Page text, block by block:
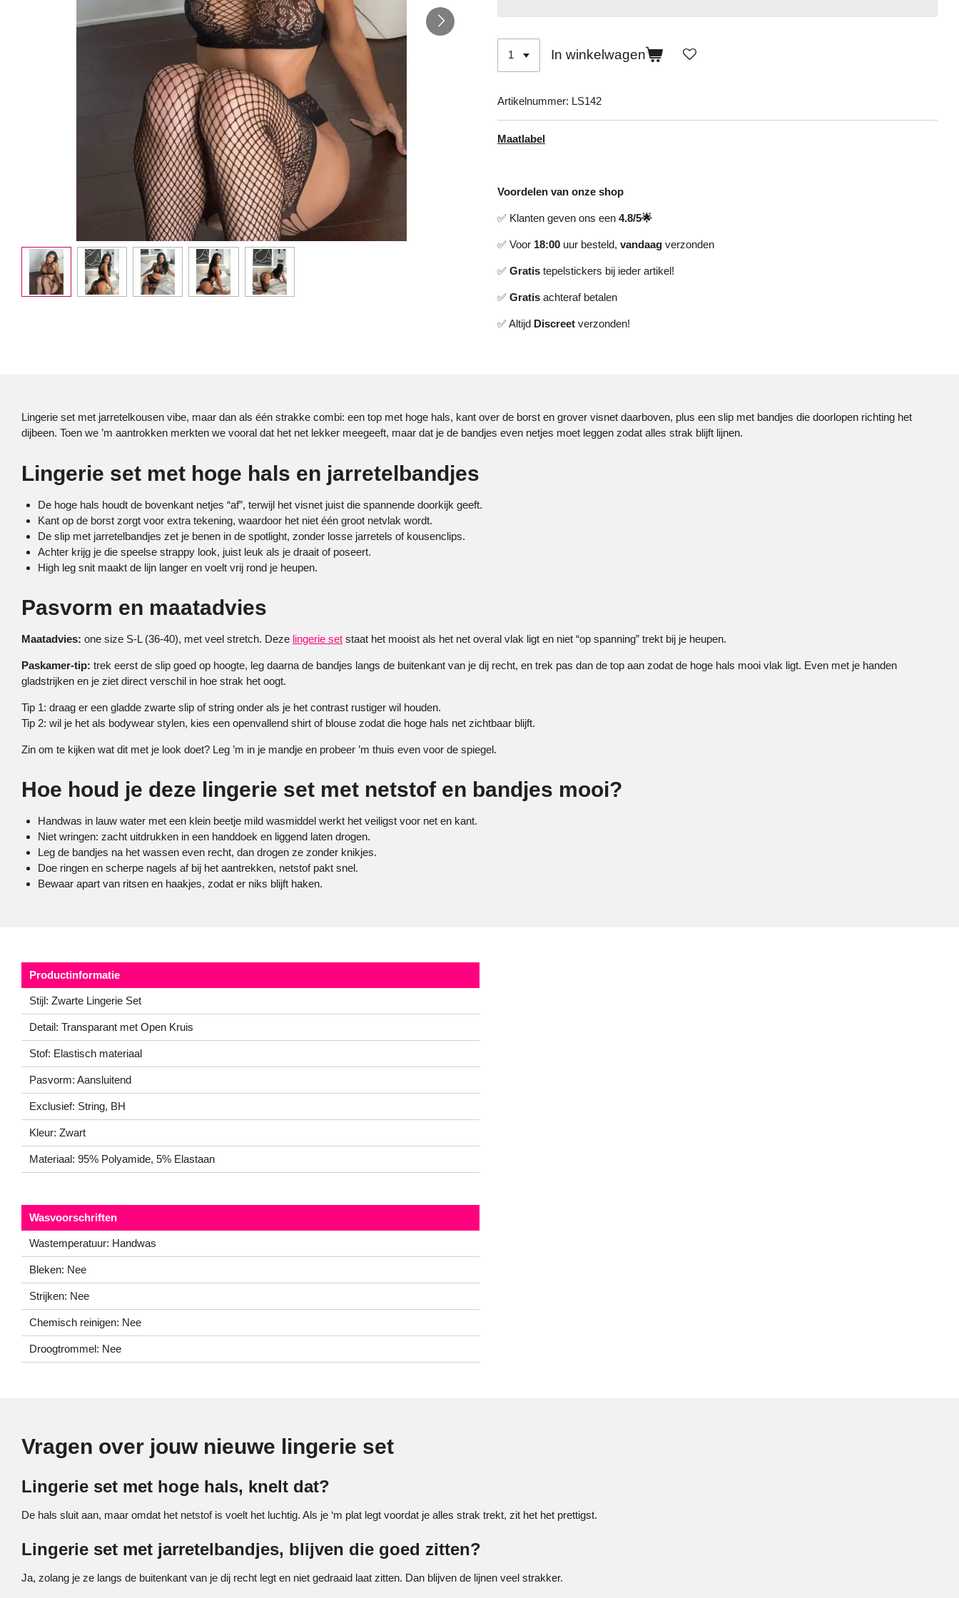
In winkelwagen
Artikelnummer: LS142
Maatlabel
Voordelen van onze shop
✅ Klanten geven ons een 4.8/5🌟
✅ Voor 18:00 uur besteld, vandaag verzonden
✅ Gratis tepelstickers bij ieder artikel!
✅ Gratis achteraf betalen
✅ Altijd Discreet verzonden!
Lingerie set met jarretelkousen vibe, maar dan als één strakke combi: een top met hoge hals, kant over de borst en grover visnet daarboven, plus een slip met bandjes die doorlopen richting het
dijbeen. Toen we ’m aantrokken merkten we vooral dat het net lekker meegeeft, maar dat je de bandjes even netjes moet leggen zodat alles strak blijft lijnen.
Lingerie set met hoge hals en jarretelbandjes
De hoge hals houdt de bovenkant netjes “af”, terwijl het visnet juist die spannende doorkijk geeft.
Kant op de borst zorgt voor extra tekening, waardoor het niet één groot netvlak wordt.
De slip met jarretelbandjes zet je benen in de spotlight, zonder losse jarretels of kousenclips.
Achter krijg je die speelse strappy look, juist leuk als je draait of poseert.
High leg snit maakt de lijn langer en voelt vrij rond je heupen.
Pasvorm en maatadvies
Maatadvies: one size S-L (36-40), met veel stretch. Deze lingerie set staat het mooist als het net overal vlak ligt en niet “op spanning” trekt bij je heupen.
Paskamer-tip: trek eerst de slip goed op hoogte, leg daarna de bandjes langs de buitenkant van je dij recht, en trek pas dan de top aan zodat de hoge hals mooi vlak ligt. Even met je handen
gladstrijken en je ziet direct verschil in hoe strak het oogt.
Tip 1: draag er een gladde zwarte slip of string onder als je het contrast rustiger wil houden.
Tip 2: wil je het als bodywear stylen, kies een openvallend shirt of blouse zodat die hoge hals net zichtbaar blijft.
Zin om te kijken wat dit met je look doet? Leg ’m in je mandje en probeer ’m thuis even voor de spiegel.
Hoe houd je deze lingerie set met netstof en bandjes mooi?
Handwas in lauw water met een klein beetje mild wasmiddel werkt het veiligst voor net en kant.
Niet wringen: zacht uitdrukken in een handdoek en liggend laten drogen.
Leg de bandjes na het wassen even recht, dan drogen ze zonder knikjes.
Doe ringen en scherpe nagels af bij het aantrekken, netstof pakt snel.
Bewaar apart van ritsen en haakjes, zodat er niks blijft haken.
Productinformatie
Stijl: Zwarte Lingerie Set
Detail: Transparant met Open Kruis
Stof: Elastisch materiaal
Pasvorm: Aansluitend
Exclusief: String, BH
Kleur: Zwart
Materiaal: 95% Polyamide, 5% Elastaan
Wasvoorschriften
Wastemperatuur: Handwas
Bleken: Nee
Strijken: Nee
Chemisch reinigen: Nee
Droogtrommel: Nee
Vragen over jouw nieuwe lingerie set
Lingerie set met hoge hals, knelt dat?
De hals sluit aan, maar omdat het netstof is voelt het luchtig. Als je ‘m plat legt voordat je alles strak trekt, zit het het prettigst.
Lingerie set met jarretelbandjes, blijven die goed zitten?
Ja, zolang je ze langs de buitenkant van je dij recht legt en niet gedraaid laat zitten. Dan blijven de lijnen veel strakker.